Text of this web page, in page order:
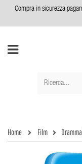
Compra in sicurezza
Home Film